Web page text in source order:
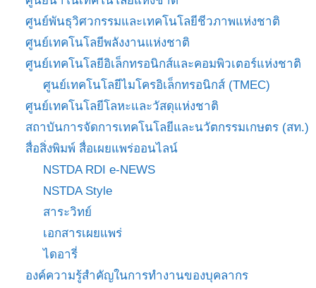
ศูนย์พันธุวิศวกรรมและเทคโนโลยีชีวภาพแห่งชาติ
ศูนย์เทคโนโลยีพลังงานแห่งชาติ
ศูนย์เทคโนโลยีอิเล็กทรอนิกส์และคอมพิวเตอร์แห่งชาติ
ศูนย์เทคโนโลยีไมโครอิเล็กทรอนิกส์ (TMEC)
ศูนย์เทคโนโลยีโลหะและวัสดุแห่งชาติ
สถาบันการจัดการเทคโนโลยีและนวัตกรรมเกษตร (สท.)
สื่อสิ่งพิมพ์ สื่อเผยแพร่ออนไลน์
NSTDA RDI e-NEWS
NSTDA Style
สาระวิทย์
เอกสารเผยแพร่
ไดอารี่
องค์ความรู้สำคัญในการทำงานของบุคลากร